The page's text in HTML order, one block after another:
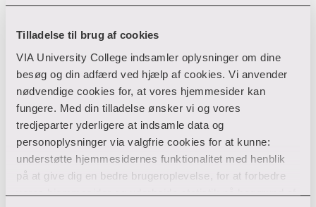
Tilladelse til brug af cookies
VIA University College indsamler oplysninger om dine
besøg og din adfærd ved hjælp af cookies. Vi anvender
nødvendige cookies for, at vores hjemmesider kan
fungere. Med din tilladelse ønsker vi og vores
tredjeparter yderligere at indsamle data og
personoplysninger via valgfrie cookies for at kunne:
understøtte hjemmesidernes funktionalitet med henblik
på at give dig en bedre brugeroplevelse, for at forbedre
vores hjemmesider og udarbejde statistik på baggrund af
Filter
Ryd filtre
Din søgning gav desværre ikke noget resultat
Giv ikke op endnu!